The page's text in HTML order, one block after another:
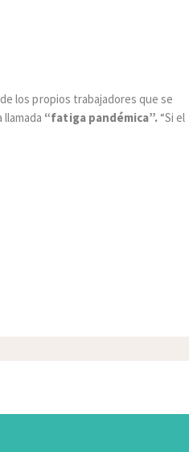
los propios trabajadores que se
“fatiga pandémica”.“Si el